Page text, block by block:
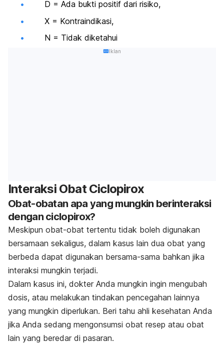
D = Ada bukti positif dari risiko,
X = Kontraindikasi,
N = Tidak diketahui
Iklan
Interaksi Obat Ciclopirox
Obat-obatan apa yang mungkin berinteraksi
dengan ciclopirox?
Meskipun obat-obat tertentu tidak boleh digunakan
bersamaan sekaligus, dalam kasus lain dua obat yang
berbeda dapat digunakan bersama-sama bahkan jika
interaksi mungkin terjadi.
Dalam kasus ini, dokter Anda mungkin ingin mengubah
dosis, atau melakukan tindakan pencegahan lainnya
yang mungkin diperlukan. Beri tahu ahli kesehatan Anda
jika Anda sedang mengonsumsi obat resep atau obat
lain yang beredar di pasaran.